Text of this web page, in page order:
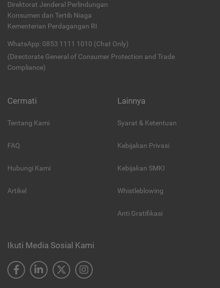
Direktorat Jenderal Perlindungan
Konsumen dan Tertib Niaga
Kementerian Perdagangan RI
WhatsApp: 0853 1111 1010 (Chat Only)
(Directorate General of Consumer Protection and Trade
Compliance)
Cermati
Tentang Kami
FAQ
Hubungi Kami
Artikel
Lainnya
Syarat & Ketentuan
Kebijakan Privasi
Kebijakan SMKI
Whistleblowing
Anti Gratifikasi
Ikuti Media Sosial Kami